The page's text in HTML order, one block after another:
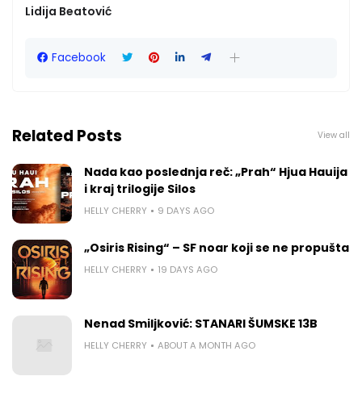
Lidija Beatović
Facebook
Related Posts View all
Nada kao poslednja reč: „Prah“ Hjua Hauija
i kraj trilogije Silos
HELLY CHERRY 9 DAYS AGO
„Osiris Rising“ – SF noar koji se ne propušta
HELLY CHERRY 19 DAYS AGO
Nenad Smiljković: STANARI ŠUMSKE 13B
HELLY CHERRY ABOUT A MONTH AGO